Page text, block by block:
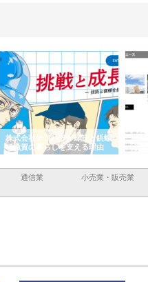
株式会社ナツハラが建設と鋲螺
で滋賀の暮らしを支える理由
イ
通信業 小売業・販売業